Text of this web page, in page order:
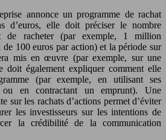
annonce un programme de rachat
d’euros, elle doit préciser le nombre
de racheter (par exemple, 1 million
100 euros par action) et la période sur
mis en œuvre (par exemple, sur une
doit également expliquer comment elle
(par exemple, en utilisant ses
ou en contractant un emprunt). Une
sur les rachats d’actions permet d’éviter
les investisseurs sur les intentions de
la crédibilité de la communication